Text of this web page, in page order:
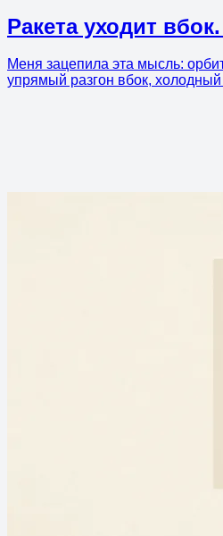
Ракета уходит
Меня зацепила эта мысль:
упрямый разгон вбок,